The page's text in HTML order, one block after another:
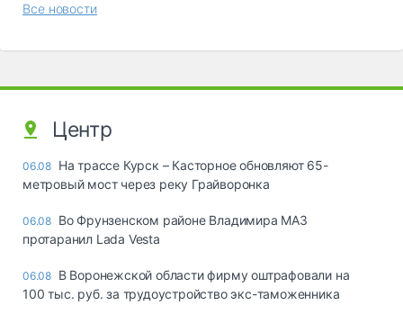
Все новости
Центр
06.08 На трассе Курск – Касторное обновляют 65-
метровый мост через реку Грайворонка
06.08 Во Фрунзенском районе Владимира МАЗ
протаранил Lada Vesta
06.08 В Воронежской области фирму оштрафовали на
100 тыс. руб. за трудоустройство экс-таможенника